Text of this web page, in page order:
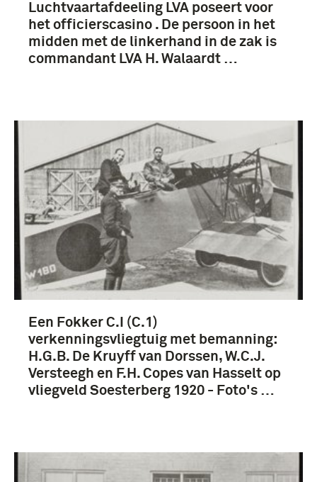
Luchtvaartafdeeling LVA poseert voor
het officierscasino . De persoon in het
midden met de linkerhand in de zak is
commandant LVA H. Walaardt …
Een Fokker C.I (C.1)
verkenningsvliegtuig met bemanning:
H.G.B. De Kruyff van Dorssen, W.C.J.
Versteegh en F.H. Copes van Hasselt op
vliegveld Soesterberg 1920 - Foto's …